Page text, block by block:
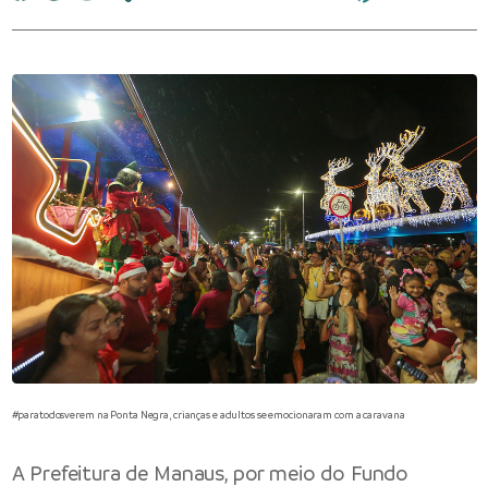
#paratodosverem na Ponta Negra, crianças e adultos se emocionaram com a caravana
A Prefeitura de Manaus, por meio do Fundo